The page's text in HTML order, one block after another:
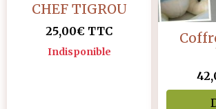
CHEF TIGROU
25,00€ TTC
Indisponible